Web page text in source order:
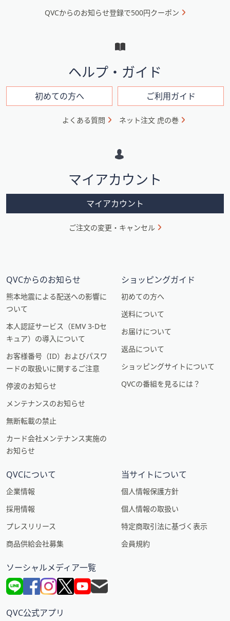
ン
ン
QVCからのお知らせ登録で500円クーポン
ヘルプ・ガイド
初めての方へ ご利用ガイド
よくある質問 ネット注文 虎の巻
マイアカウント
マイアカウント
ご注文の変更・キャンセル
QVCからのお知らせ
熊本地震による配送への影響に
ついて
本人認証サービス（EMV 3-Dセ
キュア）の導入について
お客様番号（ID）およびパスワ
ードの取扱いに関するご注意
停波のお知らせ
メンテナンスのお知らせ
無断転載の禁止
カード会社メンテナンス実施の
お知らせ
ショッピングガイド
初めての方へ
送料について
お届けについて
返品について
ショッピングサイトについて
QVCの番組を見るには？
QVCについて
企業情報
採用情報
プレスリリース
商品供給会社募集
当サイトについて
個人情報保護方針
個人情報の取扱い
特定商取引法に基づく表示
会員規約
ソーシャルメディア一覧
QVC公式アプリ